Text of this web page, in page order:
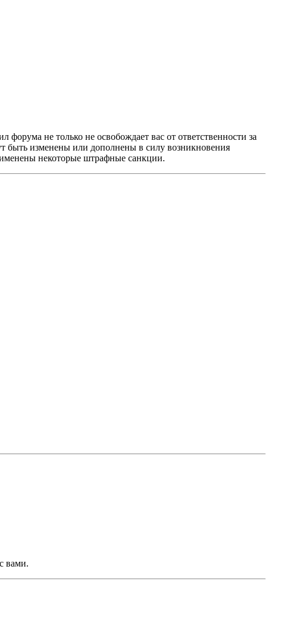
не только не освобождает вас от ответственности за
быть изменены или дополнены в силу возникновения
некоторые штрафные санкции.
вами.